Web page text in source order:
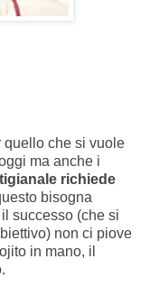
quello che si vuole
ma anche i
richiede
bisogna
successo (che si
non ci piove
in mano, il